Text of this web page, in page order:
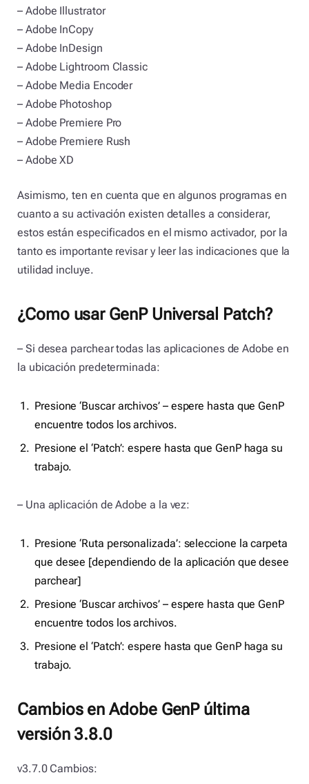
– Adobe Illustrator
– Adobe InCopy
– Adobe InDesign
– Adobe Lightroom Classic
– Adobe Media Encoder
– Adobe Photoshop
– Adobe Premiere Pro
– Adobe Premiere Rush
– Adobe XD
Asimismo, ten en cuenta que en algunos programas en
cuanto a su activación existen detalles a considerar,
estos están especificados en el mismo activador, por la
tanto es importante revisar y leer las indicaciones que la
utilidad incluye.
¿Como usar GenP Universal Patch?
– Si desea parchear todas las aplicaciones de Adobe en
la ubicación predeterminada:
Presione ‘Buscar archivos’ – espere hasta que GenP
encuentre todos los archivos.
Presione el ‘Patch’: espere hasta que GenP haga su
trabajo.
– Una aplicación de Adobe a la vez:
Presione ‘Ruta personalizada’: seleccione la carpeta
que desee [dependiendo de la aplicación que desee
parchear]
Presione ‘Buscar archivos’ – espere hasta que GenP
encuentre todos los archivos.
Presione el ‘Patch’: espere hasta que GenP haga su
trabajo.
Cambios en Adobe GenP última
versión 3.8.0
v3.7.0 Cambios: